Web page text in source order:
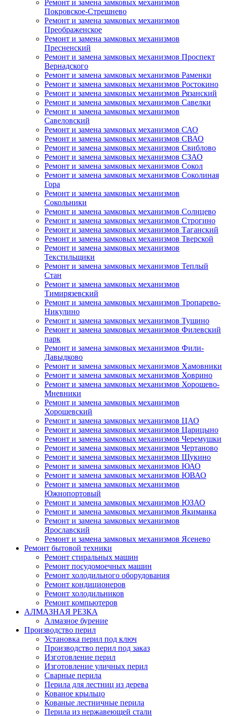
Ремонт и замена замковых механизмов
Покровское-Стрешнево
Ремонт и замена замковых механизмов
Преображенское
Ремонт и замена замковых механизмов
Пресненский
Ремонт и замена замковых механизмов Проспект
Вернадского
Ремонт и замена замковых механизмов Раменки
Ремонт и замена замковых механизмов Ростокино
Ремонт и замена замковых механизмов Рязанский
Ремонт и замена замковых механизмов Савелки
Ремонт и замена замковых механизмов
Савеловский
Ремонт и замена замковых механизмов САО
Ремонт и замена замковых механизмов СВАО
Ремонт и замена замковых механизмов Свиблово
Ремонт и замена замковых механизмов СЗАО
Ремонт и замена замковых механизмов Сокол
Ремонт и замена замковых механизмов Соколиная
Гора
Ремонт и замена замковых механизмов
Сокольники
Ремонт и замена замковых механизмов Солнцево
Ремонт и замена замковых механизмов Строгино
Ремонт и замена замковых механизмов Таганский
Ремонт и замена замковых механизмов Тверской
Ремонт и замена замковых механизмов
Текстильщики
Ремонт и замена замковых механизмов Теплый
Стан
Ремонт и замена замковых механизмов
Тимирязевский
Ремонт и замена замковых механизмов Тропарево-
Никулино
Ремонт и замена замковых механизмов Тушино
Ремонт и замена замковых механизмов Филевский
парк
Ремонт и замена замковых механизмов Фили-
Давыдково
Ремонт и замена замковых механизмов Хамовники
Ремонт и замена замковых механизмов Ховрино
Ремонт и замена замковых механизмов Хорошево-
Мневники
Ремонт и замена замковых механизмов
Хорошевский
Ремонт и замена замковых механизмов ЦАО
Ремонт и замена замковых механизмов Царицыно
Ремонт и замена замковых механизмов Черемушки
Ремонт и замена замковых механизмов Чертаново
Ремонт и замена замковых механизмов Щукино
Ремонт и замена замковых механизмов ЮАО
Ремонт и замена замковых механизмов ЮВАО
Ремонт и замена замковых механизмов
Южнопортовый
Ремонт и замена замковых механизмов ЮЗАО
Ремонт и замена замковых механизмов Якиманка
Ремонт и замена замковых механизмов
Ярославский
Ремонт и замена замковых механизмов Ясенево
Ремонт бытовой техники
Ремонт стиральных машин
Ремонт посудомоечных машин
Ремонт холодильного оборудования
Ремонт кондиционеров
Ремонт холодильников
Ремонт компьютеров
АЛМАЗНАЯ РЕЗКА
Алмазное бурение
Производство перил
Установка перил под ключ
Производство перил под заказ
Изготовление перил
Изготовление уличных перил
Сварные перила
Перила для лестниц из дерева
Кованое крыльцо
Кованые лестничные перила
Перила из нержавеющей стали